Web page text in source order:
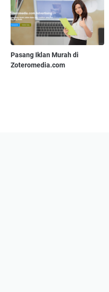
Pasang Iklan Murah di
Zoteromedia.com